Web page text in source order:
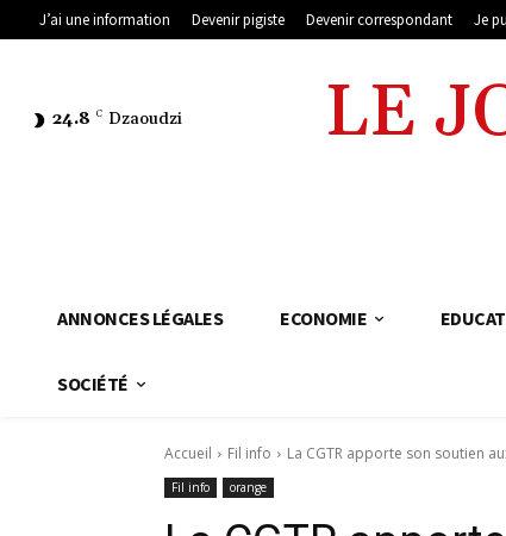
J’ai une information Devenir pigiste Devenir correspondant Je
24.8 C Dzaoudzi LE
ANNONCES LÉGALES ECONOMIE
SOCIÉTÉ
Accueil Fil info La CGTR apporte son soutien
Fil info orange